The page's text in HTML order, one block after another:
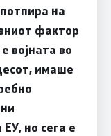
на
фактор
војната во
имаше
но сега е